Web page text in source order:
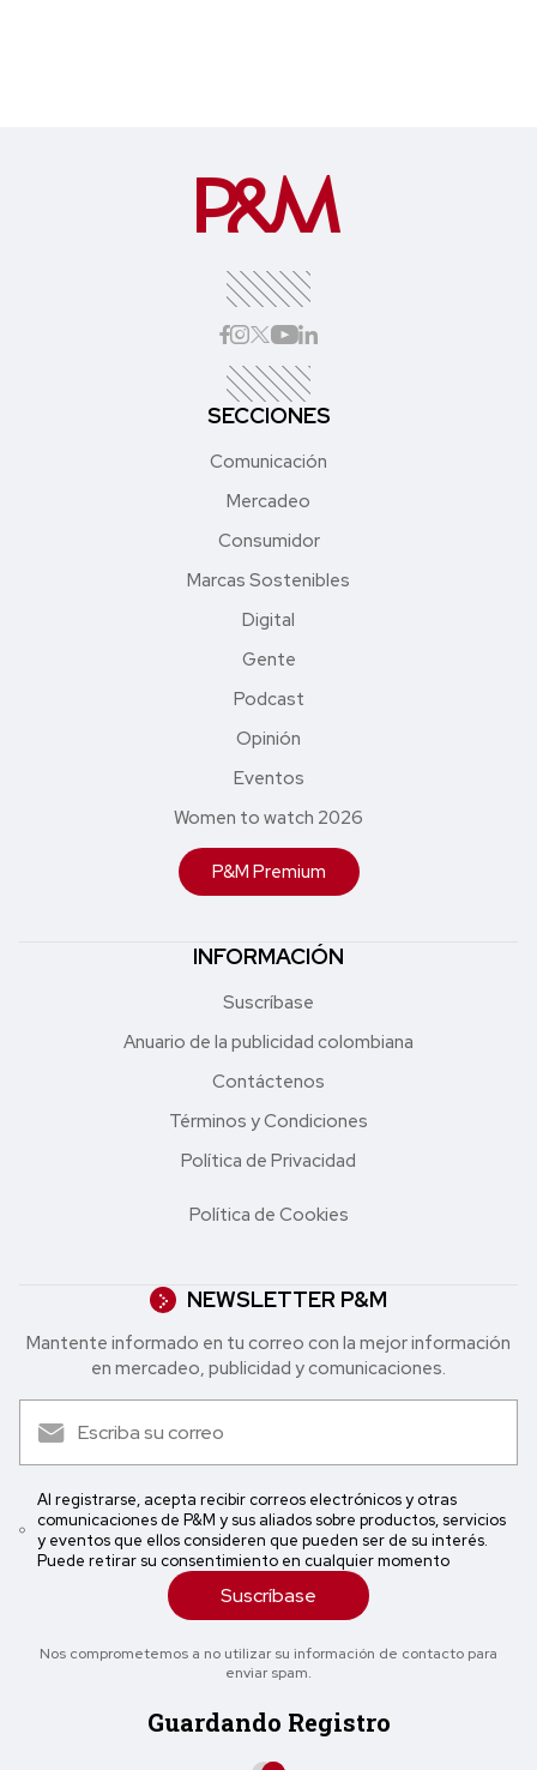
SECCIONES
Comunicación
Mercadeo
Consumidor
Marcas Sostenibles
Digital
Gente
Podcast
Opinión
Eventos
Women to watch 2026
P&M Premium
INFORMACIÓN
Suscríbase
Anuario de la publicidad colombiana
Contáctenos
Términos y Condiciones
Política de Privacidad
Política de Cookies
NEWSLETTER P&M
Mantente informado en tu correo con la mejor in formación
en mercadeo, publicidad y comunicaciones.
Al registrarse, acepta recibir correos electrónicos y otras
comunicaciones de P&M y sus aliados sobre productos, servicios
y eventos que ellos consideren que pueden ser de su interés.
Puede retirar su consentimiento en cualquier momento
Suscríbase
Nos comprometemos a no utilizar su información de contacto para
enviar spam.
Guardando Registro